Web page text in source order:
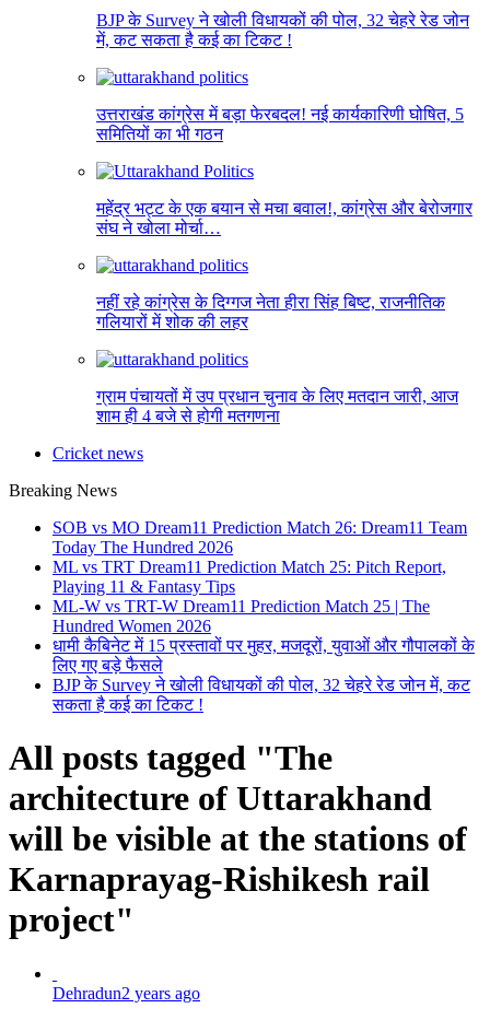
BJP के Survey ने खोली विधायकों की पोल, 32 चेहरे रेड जोन
में, कट सकता है कई का टिकट !
उत्तराखंड कांग्रेस में बड़ा फेरबदल! नई कार्यकारिणी घोषित, 5
समितियों का भी गठन
महेंद्र भट्ट के एक बयान से मचा बवाल!, कांग्रेस और बेरोजगार
संघ ने खोला मोर्चा…
नहीं रहे कांग्रेस के दिग्गज नेता हीरा सिंह बिष्ट, राजनीतिक
गलियारों में शोक की लहर
ग्राम पंचायतों में उप प्रधान चुनाव के लिए मतदान जारी, आज
शाम ही 4 बजे से होगी मतगणना
Cricket news
Breaking News
SOB vs MO Dream11 Prediction Match 26: Dream11 Team
Today The Hundred 2026
ML vs TRT Dream11 Prediction Match 25: Pitch Report,
Playing 11 & Fantasy Tips
ML-W vs TRT-W Dream11 Prediction Match 25 | The
Hundred Women 2026
धामी कैबिनेट में 15 प्रस्तावों पर मुहर, मजदूरों, युवाओं और गौपालकों के
लिए गए बड़े फैसले
BJP के Survey ने खोली विधायकों की पोल, 32 चेहरे रेड जोन में, कट
सकता है कई का टिकट !
All posts tagged "The
architecture of Uttarakhand
will be visible at the stations of
Karnaprayag-Rishikesh rail
project"
Dehradun2 years ago